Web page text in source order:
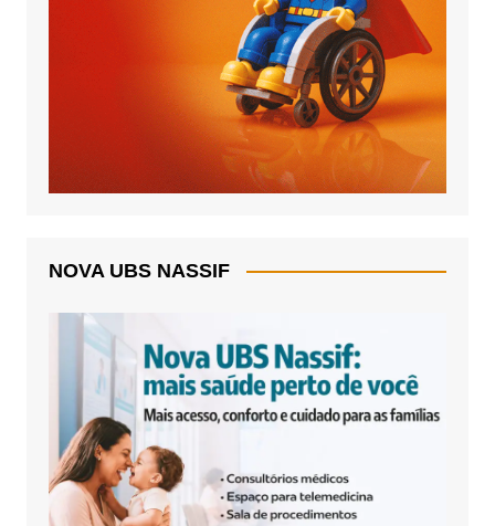
NOVA UBS NASSIF